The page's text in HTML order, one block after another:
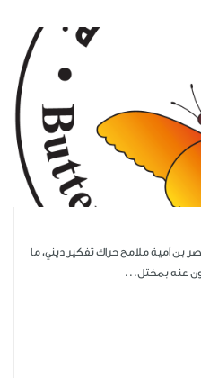
بن أمية ملامح حراك تفكير ديني، ما
عنه بمختل...